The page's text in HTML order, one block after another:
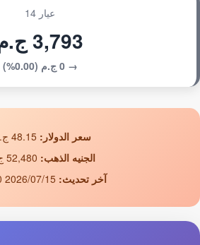
عيار 14
3,793 ج.م
→ 0 ج.م (0.00%)
سعر الدولار: 48.15 ج.م
الجنيه الذهب:
آخر تحديث: